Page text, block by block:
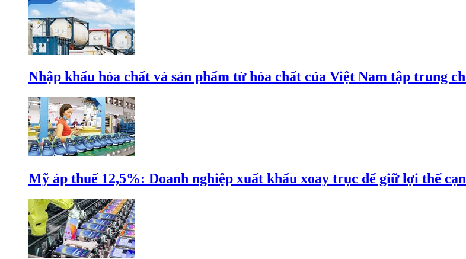
Nhập khẩu hóa chất và sản phẩm từ hóa chất của Việt Nam tập trung
Mỹ áp thuế 12,5%: Doanh nghiệp xuất khẩu xoay trục để giữ lợi thế